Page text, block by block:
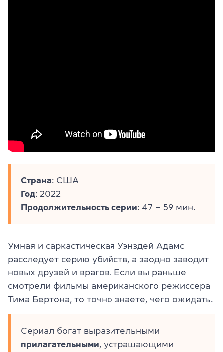
Страна: США
Год: 2022
Продолжительность серии: 47 – 59 мин.
Умная и саркастическая Уэнздей Адамс
расследует серию убийств, а заодно заводит
новых друзей и врагов. Если вы раньше
смотрели фильмы американского режиссера
Тима Бертона, то точно знаете, чего ожидать.
Сериал богат выразительными
прилагательными , устрашающими